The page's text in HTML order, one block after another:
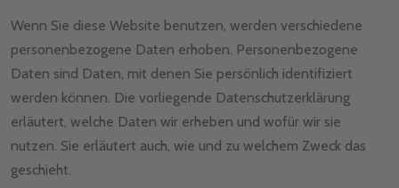
Wenn Sie diese Website benutzen, werden verschiedene
personenbezogene Daten erhoben. Personenbezogene
Daten sind Daten, mit denen Sie persönlich identifiziert
werden können. Die vorliegende Datenschutzerklärung
erläutert, welche Daten wir erheben und wofür wir sie
nutzen. Sie erläutert auch, wie und zu welchem Zweck das
geschieht.